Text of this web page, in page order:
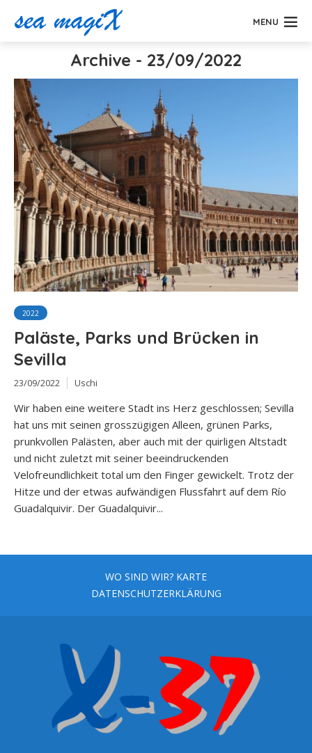
MENU
Archive - 23/09/2022
2022
Paläste, Parks und Brücken in
Sevilla
23/09/2022 Uschi
Wir haben eine weitere Stadt ins Herz geschlossen; Sevilla
hat uns mit seinen grosszügigen Alleen, grünen Parks,
prunkvollen Palästen, aber auch mit der quirligen Altstadt
und nicht zuletzt mit seiner beeindruckenden
Velofreundlichkeit total um den Finger gewickelt. Trotz der
Hitze und der etwas aufwändigen Flussfahrt auf dem Río
Guadalquivir. Der Guadalquivir...
WO SIND WIR? KARTE
DATENSCHUTZERKLÄRUNG